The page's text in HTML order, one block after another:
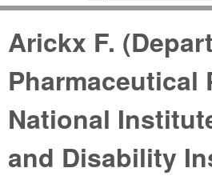
Arickx F.
Pharmaceutical
National
and Disability